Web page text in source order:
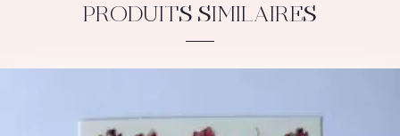
PRODUITS SIMILAIRES